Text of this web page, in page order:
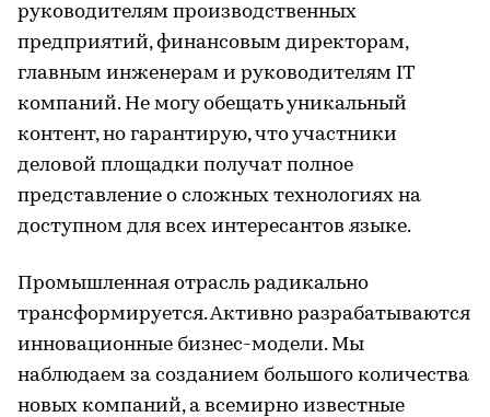
руководителям производственных
предприятий, финансовым директорам,
главным инженерам и руководителям IT
компаний. Не могу обещать уникальный
контент, но гарантирую, что участники
деловой площадки получат полное
представление о сложных технологиях на
доступном для всех интересантов языке.
Промышленная отрасль радикально
трансформируется. Активно разрабатываются
инновационные бизнес-модели. Мы
наблюдаем за созданием большого количества
новых компаний, а всемирно известные